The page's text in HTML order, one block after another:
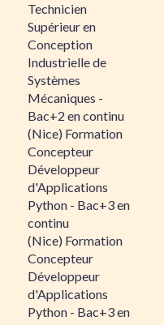
Technicien
Supérieur en
Conception
Industrielle de
Systèmes
Mécaniques -
Bac+2 en continu
(Nice) Formation
Concepteur
Développeur
d'Applications
Python - Bac+3 en
continu
(Nice) Formation
Concepteur
Développeur
d'Applications
Python - Bac+3 en